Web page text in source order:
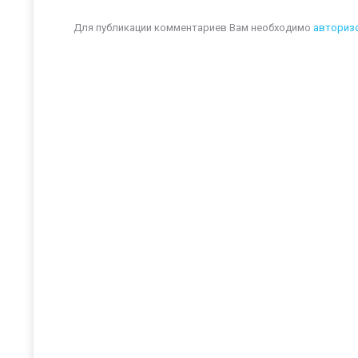
Для публикации комментариев Вам необходимо